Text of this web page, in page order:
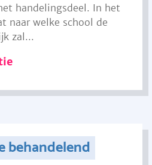
handelingsdeel. In het
naar welke school de
zal...
behandelend